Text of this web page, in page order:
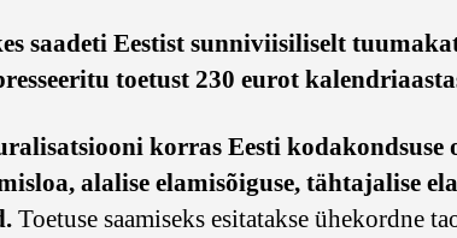
saadeti Eestist sunniviisiliselt
toetust 230 eurot
korras Eesti
alalise elamisõiguse, tähtajalise
Toetuse saamiseks esitatakse